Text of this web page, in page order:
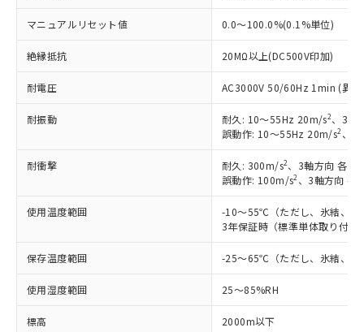
マニュアルリセット値 0.0～100.0%(0.1%単位)
絶縁抵抗 20MΩ以上(DC500V印加)
耐電圧 AC3000V 50/60Hz 1min (異極
耐振動 耐久: 10～55Hz 20m/s2、3軸
誤動作: 10～55Hz 20m/s2 、3
耐衝撃 耐久: 300m/s2、3軸方向 各3回
誤動作: 100m/s2 、3軸方向 各
使用温度範囲
-10～55℃（ただし、氷結、結
3年保証時（標準単体取り付
保存温度範囲 -25～65℃（ただし、氷結、結
使用湿度範囲 25～85%RH
標高 2000m以下
対応済み：EU RoHS指令（10物質）の
非含有に対応した製品が提供可能な商品で
対応予定：EU RoHS指令（10物質）の非含